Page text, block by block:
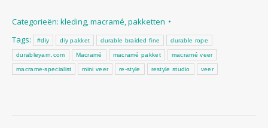
veer
aantal
Categorieën: kleding,macramé,pakketten
Tags:
#diy diy pakket durable braided fine durable rope
durableyarn.com Macramé macramé pakket macramé veer
macrame-specialist mini veer re-style restyle studio veer